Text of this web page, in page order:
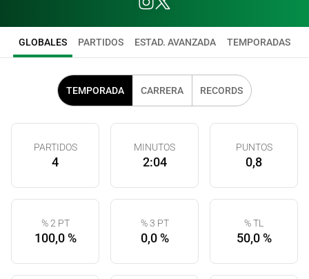
GLOBALES PARTIDOS ESTAD. AVANZADA TEMPORADAS
TEMPORADA CARRERA RECORDS
PARTIDOS
4
MINUTOS
2:04
PUNTOS
0,8
% 2 PT
100,0 %
% 3 PT
0,0 %
% TL
50,0 %